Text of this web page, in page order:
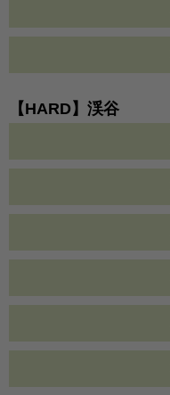
【HARD】渓谷